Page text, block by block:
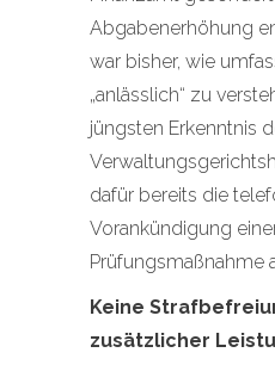
Abgabenerhöhung
war bisher, wie
„anlässlich“ zu
jüngsten Erkenntnis
dafür bereits die
Vorankündigung
Prüfungsmaßnahme
Keine
zusätzlicher